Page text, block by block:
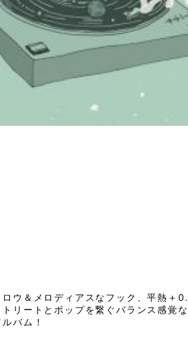
ウ＆メロディアスなフック、平熱＋
リートとポップを繋ぐバランス感覚
バム！